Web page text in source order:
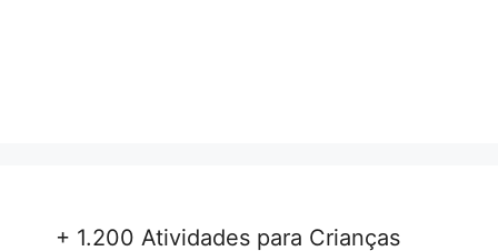
+ 1.200 Atividades para Crianças